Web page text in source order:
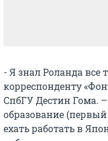
- Я знал Роланда все
корреспонденту
СпбГУ Дестин Гома.
образование
ехать работать в